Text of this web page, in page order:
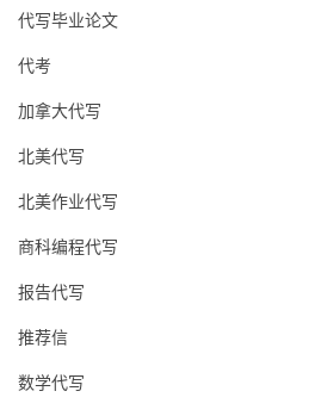
代写毕业论文
代考
加拿大代写
北美代写
北美作业代写
商科编程代写
报告代写
推荐信
数学代写